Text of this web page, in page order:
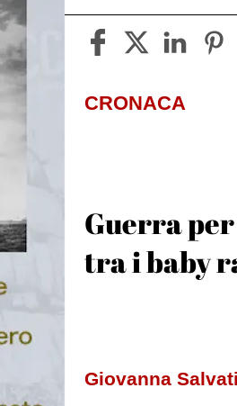
CRONACA
Guerra
tra i baby
Giovanna Salvati